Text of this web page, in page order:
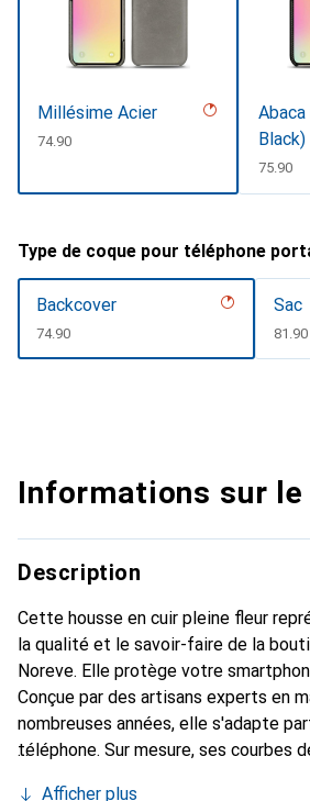
Millésime Acier
CHF
74.90
Black)
CHF
75.90
Type de coque pour téléphone
Backcover
CHF
74.90
Sac
CHF
81.90
Informations sur
Description
Cette housse en cuir pleine fleur
la qualité et le savoir-faire de la
Noreve. Elle protège votre
Conçue par des artisans experts en
nombreuses années, elle s'adapte
téléphone. Sur mesure, ses courbes
Afficher plus